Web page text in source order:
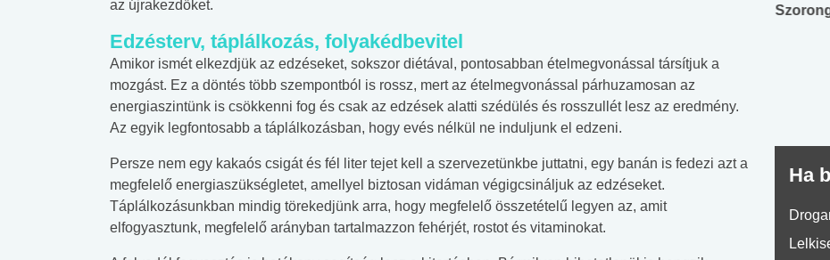
az újrakezdőket.
Edzésterv, táplálkozás, folyakédbevitel
Amikor ismét elkezdjük az edzéseket, sokszor diétával, pontosabban ételmegvonással társítjuk a
mozgást. Ez a döntés több szempontból is rossz, mert az ételmegvonással párhuzamosan az
energiaszintünk is csökkenni fog és csak az edzések alatti szédülés és rosszullét lesz az eredmény.
Az egyik legfontosabb a táplálkozásban, hogy evés nélkül ne induljunk el edzeni.
Persze nem egy kakaós csigát és fél liter tejet kell a szervezetünkbe juttatni, egy banán is fedezi azt a
megfelelő energiaszükségletet, amellyel biztosan vidáman végigcsináljuk az edzéseket.
Táplálkozásunkban mindig törekedjünk arra, hogy megfelelő összetételű legyen az, amit
elfogyasztunk, megfelelő arányban tartalmazzon fehérjét, rostot és vitaminokat.
Mekkora az ökológiai
lábnyomod?
tudásteszt
nyelvvizsga teszt -
No.42
Ha